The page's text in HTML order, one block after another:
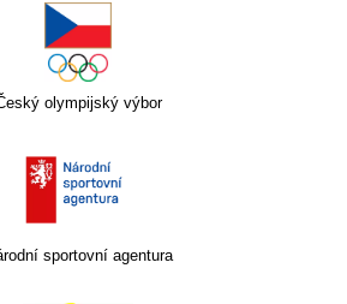
olympijský výbor
sportovní agentura